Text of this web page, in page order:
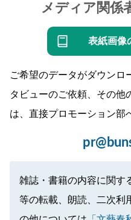
メディア関係
表紙画像
ご希望のデータがダウンロ
タビューのご依頼、その他
は、直接プロモーション部
雑誌・書籍の内容に関す
等の転載、朗読、二次利